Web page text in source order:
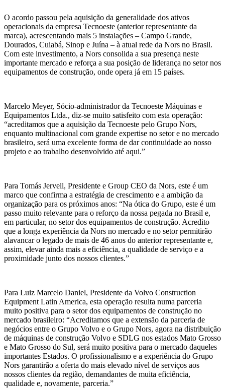
O acordo passou pela aquisição da generalidade dos ativos
operacionais da empresa Tecnoeste (anterior representante da
marca), acrescentando mais 5 instalações – Campo Grande,
Dourados, Cuiabá, Sinop e Juína – à atual rede da Nors no Brasil.
Com este investimento, a Nors consolida a sua presença neste
importante mercado e reforça a sua posição de liderança no setor nos
equipamentos de construção, onde opera já em 15 países.
Marcelo Meyer, Sócio-administrador da Tecnoeste Máquinas e
Equipamentos Ltda., diz-se muito satisfeito com esta operação:
“acreditamos que a aquisição da Tecnoeste pelo Grupo Nors,
enquanto multinacional com grande expertise no setor e no mercado
brasileiro, será uma excelente forma de dar continuidade ao nosso
projeto e ao trabalho desenvolvido até aqui.”
Para Tomás Jervell, Presidente e Group CEO da Nors, este é um
marco que confirma a estratégia de crescimento e a ambição da
organização para os próximos anos: “Na ótica do Grupo, este é um
passo muito relevante para o reforço da nossa pegada no Brasil e,
em particular, no setor dos equipamentos de construção. Acredito
que a longa experiência da Nors no mercado e no setor permitirão
alavancar o legado de mais de 46 anos do anterior representante e,
assim, elevar ainda mais a eficiência, a qualidade de serviço e a
proximidade junto dos nossos clientes.”
Para Luiz Marcelo Daniel, Presidente da Volvo Construction
Equipment Latin America, esta operação resulta numa parceria
muito positiva para o setor dos equipamentos de construção no
mercado brasileiro: “Acreditamos que a extensão da parceria de
negócios entre o Grupo Volvo e o Grupo Nors, agora na distribuição
de máquinas de construção Volvo e SDLG nos estados Mato Grosso
e Mato Grosso do Sul, será muito positiva para o mercado daqueles
importantes Estados. O profissionalismo e a experiência do Grupo
Nors garantirão a oferta do mais elevado nível de serviços aos
nossos clientes da região, demandantes de muita eficiência,
qualidade e, novamente, parceria.”